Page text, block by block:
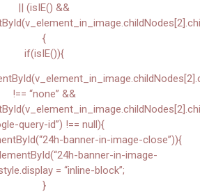
|| (isIE() &&
{
if(isIE()){
!== “none” &&
query-id”) !== null){
banner-in-image-close”)){
banner-in-image-
= “inline-block”;
}